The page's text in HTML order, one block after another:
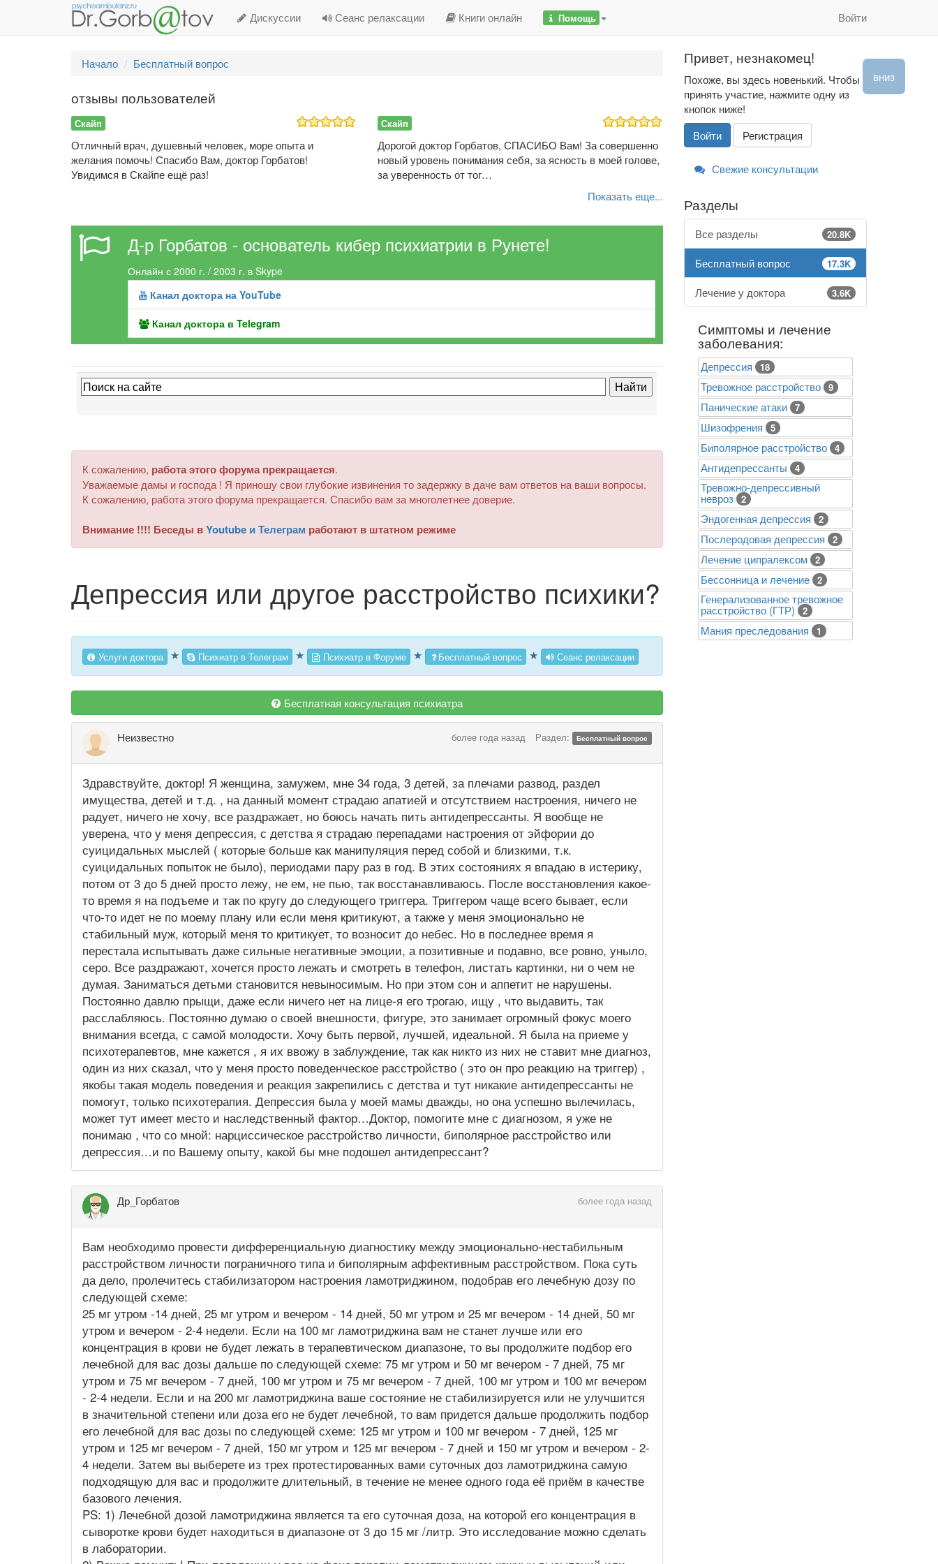
Дискуссии Сеанс релаксации Книги онлайн Помощь Войти
Начало Бесплатный вопрос
отзывы пользователей
Скайп
Отличный врач, душевный человек, море опыта и
желания помочь! Спасибо Вам, доктор Горбатов!
Увидимся в Скайпе ещё раз!
Скайп
Дорогой доктор Горбатов, СПАСИБО Вам! За совершенно
новый уровень понимания себя, за ясность в моей голове,
за уверенность от тог…
Показать еще...
Д-р Горбатов - основатель кибер психиатрии в Рунете!
Онлайн с 2000 г. / 2003 г. в Skype
Канал доктора на YouTube
Канал доктора в Telegram
К сожалению, работа этого форума прекращается.
Уважаемые дамы и господа ! Я приношу свои глубокие извинения то задержку в даче вам ответов на ваши вопросы.
К сожалению, работа этого форума прекращается. Спасибо вам за многолетнее доверие.
Внимание !!!! Беседы вYoutube и Телеграм работают в штатном режиме
Депрессия или другое расстройство психики?
вниз
Услуги доктора ★ Психиатр в Телеграм ★ Психиатр в Форуме ★ Бесплатный вопрос ★ Сеанс релаксации
Бесплатная консультация психиатра
Неизвестно более года назад Раздел: Бесплатный вопрос
Здравствуйте, доктор! Я женщина, замужем, мне 34 года, 3 детей, за плечами развод, раздел
имущества, детей и т.д. , на данный момент страдаю апатией и отсутствием настроения, ничего не
радует, ничего не хочу, все раздражает, но боюсь начать пить антидепрессанты. Я вообще не
уверена, что у меня депрессия, с детства я страдаю перепадами настроения от эйфории до
суицидальных мыслей ( которые больше как манипуляция перед собой и близкими, т.к.
суицидальных попыток не было), периодами пару раз в год. В этих состояниях я впадаю в истерику,
потом от 3 до 5 дней просто лежу, не ем, не пью, так восстанавливаюсь. После восстановления какое-
то время я на подъеме и так по кругу до следующего триггера. Триггером чаще всего бывает, если
что-то идет не по моему плану или если меня критикуют, а также у меня эмоционально не
стабильный муж, который меня то критикует, то возносит до небес. Но в последнее время я
перестала испытывать даже сильные негативные эмоции, а позитивные и подавно, все ровно, уныло,
серо. Все раздражают, хочется просто лежать и смотреть в телефон, листать картинки, ни о чем не
думая. Заниматься детьми становится невыносимым. Но при этом сон и аппетит не нарушены.
Постоянно давлю прыщи, даже если ничего нет на лице-я его трогаю, ищу , что выдавить, так
расслабляюсь. Постоянно думаю о своей внешности, фигуре, это занимает огромный фокус моего
внимания всегда, с самой молодости. Хочу быть первой, лучшей, идеальной. Я была на приеме у
психотерапевтов, мне кажется , я их ввожу в заблуждение, так как никто из них не ставит мне диагноз,
один из них сказал, что у меня просто поведенческое расстройство ( это он про реакцию на триггер) ,
якобы такая модель поведения и реакция закрепились с детства и тут никакие антидепрессанты не
помогут, только психотерапия. Депрессия была у моей мамы дважды, но она успешно вылечилась,
может тут имеет место и наследственный фактор…Доктор, помогите мне с диагнозом, я уже не
понимаю , что со мной: нарциссическое расстройство личности, биполярное расстройство или
депрессия…и по Вашему опыту, какой бы мне подошел антидепрессант?
Др_Горбатов более года назад
Вам необходимо провести дифференциальную диагностику между эмоционально-нестабильным
расстройством личности пограничного типа и биполярным аффективным расстройством. Пока суть
да дело, пролечитесь стабилизатором настроения ламотриджином, подобрав его лечебную дозу по
следующей схеме:
25 мг утром -14 дней, 25 мг утром и вечером - 14 дней, 50 мг утром и 25 мг вечером - 14 дней, 50 мг
утром и вечером - 2-4 недели. Если на 100 мг ламотриджина вам не станет лучше или его
концентрация в крови не будет лежать в терапевтическом диапазоне, то вы продолжите подбор его
лечебной для вас дозы дальше по следующей схеме: 75 мг утром и 50 мг вечером - 7 дней, 75 мг
утром и 75 мг вечером - 7 дней, 100 мг утром и 75 мг вечером - 7 дней, 100 мг утром и 100 мг вечером
- 2-4 недели. Если и на 200 мг ламотриджина ваше состояние не стабилизируется или не улучшится
в значительной степени или доза его не будет лечебной, то вам придется дальше продолжить подбор
его лечебной для вас дозы по следующей схеме: 125 мг утром и 100 мг вечером - 7 дней, 125 мг
утром и 125 мг вечером - 7 дней, 150 мг утром и 125 мг вечером - 7 дней и 150 мг утром и вечером - 2-
4 недели. Затем вы выберете из трех протестированных вами суточных доз ламотриджина самую
подходящую для вас и продолжите длительный, в течение не менее одного года её приём в качестве
базового лечения.
PS: 1) Лечебной дозой ламотриджина является та его суточная доза, на которой его концентрация в
сыворотке крови будет находиться в диапазоне от 3 до 15 мг /литр. Это исследование можно сделать
в лаборатории.
Привет, незнакомец!
Похоже, вы здесь новенький. Чтобы
принять участие, нажмите одну из
кнопок ниже!
Войти
Регистрация
Свежие консультации
Разделы
Все разделы 20.8K
Бесплатный вопрос 17.3K
Лечение у доктора 3.6K
Симптомы и лечение
заболевания:
Депрессия 18
Тревожное расстройство 9
Панические атаки 7
Шизофрения 5
Биполярное расстройство 4
Антидепрессанты 4
Тревожно-депрессивный
невроз 2
Эндогенная депрессия 2
Послеродовая депрессия 2
Лечение ципралексом 2
Бессонница и лечение 2
Генерализованное тревожное
расстройство (ГТР) 2
Mания преследования 1